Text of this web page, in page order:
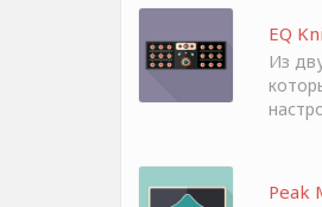
EQ
Из
Peak